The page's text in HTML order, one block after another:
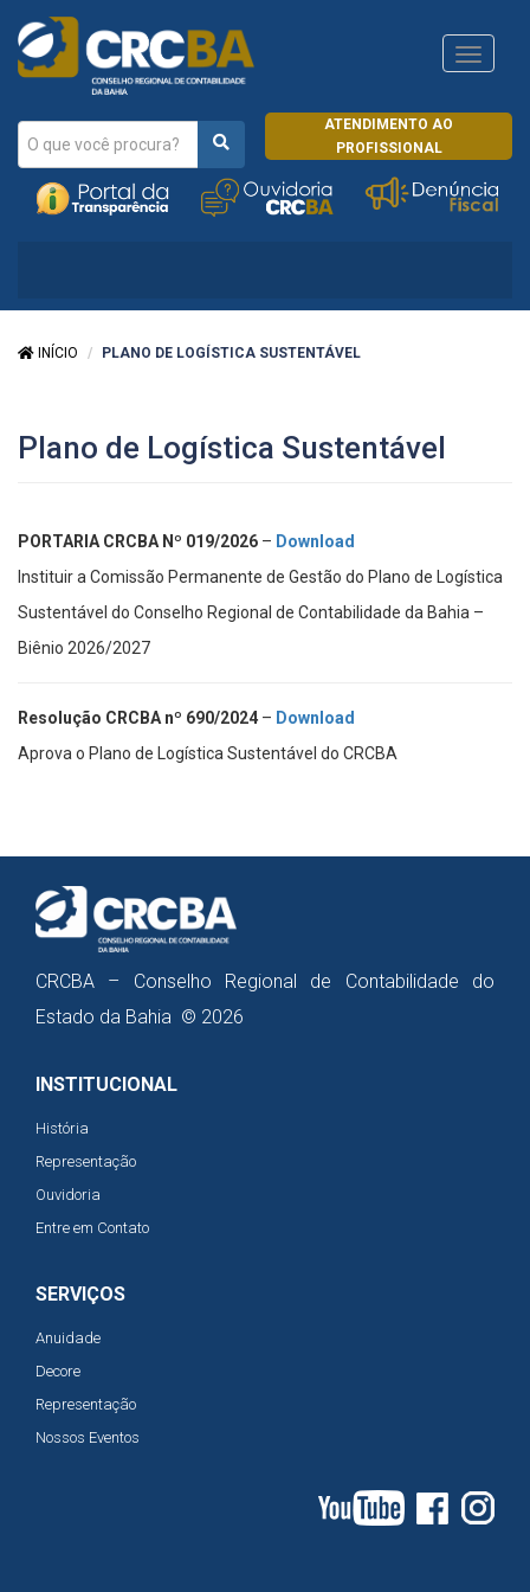
ATENDIMENTO AO
PROFISSIONAL
CRCRJ
INÍCIO PLANO DE LOGÍSTICA SUSTENTÁVEL
Plano de Logística Sustentável
PORTARIA CRCBA Nº 019/2026 – Download
Instituir a Comissão Permanente de Gestão do Plano de Logística
Sustentável do Conselho Regional de Contabilidade da Bahia –
Biênio 2026/2027
Resolução CRCBA nº 690/2024 – Download
Aprova o Plano de Logística Sustentável do CRCBA
CRCBA – Conselho Regional de Contabilidade do
Estado da Bahia © 2026
INSTITUCIONAL
História
Representação
Ouvidoria
Entre em Contato
SERVIÇOS
Anuidade
Decore
Representação
Nossos Eventos